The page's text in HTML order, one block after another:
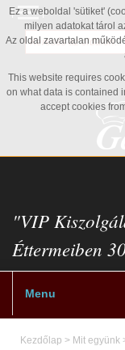
Ez a weboldal 'sütiket'
milyen adatokat tárol
Az oldal zavartalan
This website requires
on what data is contained
accept cookies
"VIP
Éttermeiben
Menu
Kezdőlap > Mit együnk